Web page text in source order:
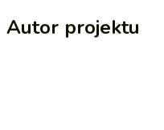
Autor projektu